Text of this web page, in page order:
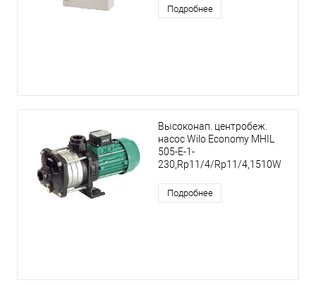
Подробнее
Высоконап. центробеж.
насос Wilo Economy MHIL
505-E-1-
230,Rp11/4/Rp11/4,1510W
Подробнее